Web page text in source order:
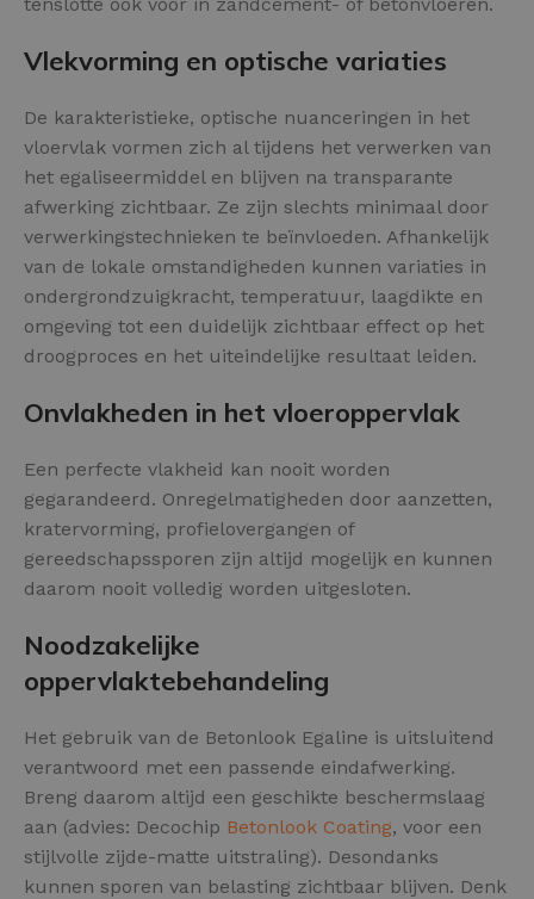
Vlekvorming en optische variaties
De karakteristieke, optische nuanceringen in het
vloervlak vormen zich al tijdens het verwerken van
het egaliseermiddel en blijven na transparante
afwerking zichtbaar. Ze zijn slechts minimaal door
verwerkingstechnieken te beïnvloeden. Afhankelijk
van de lokale omstandigheden kunnen variaties in
ondergrondzuigkracht, temperatuur, laagdikte en
omgeving tot een duidelijk zichtbaar effect op het
droogproces en het uiteindelijke resultaat leiden.
Onvlakheden in het vloeroppervlak
Een perfecte vlakheid kan nooit worden
gegarandeerd. Onregelmatigheden door aanzetten,
kratervorming, profielovergangen of
gereedschapssporen zijn altijd mogelijk en kunnen
daarom nooit volledig worden uitgesloten.
Noodzakelijke
oppervlaktebehandeling
Het gebruik van de Betonlook Egaline is uitsluitend
verantwoord met een passende eindafwerking.
Breng daarom altijd een geschikte beschermslaag
aan (advies: Decochip Betonlook Coating, voor een
stijlvolle zijde-matte uitstraling). Desondanks
kunnen sporen van belasting zichtbaar blijven. Denk